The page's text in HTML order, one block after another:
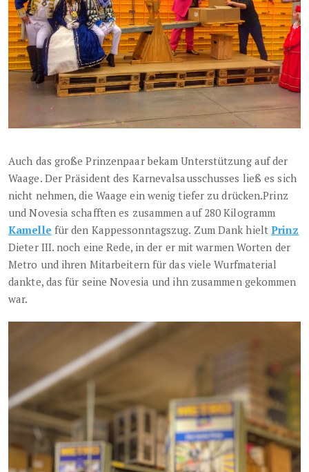
Auch das große Prinzenpaar bekam Unterstützung auf der
Waage. Der Präsident des Karnevalsausschusses ließ es sich
nicht nehmen, die Waage ein wenig tiefer zu drücken.Prinz
und Novesia schafften es zusammen auf 280 Kilogramm
Kamelle für den Kappessonntagszug. Zum Dank hieltPrinz
Dieter III. noch eine Rede, in der er mit warmen Worten der
Metro und ihren Mitarbeitern für das viele Wurfmaterial
dankte, das für seine Novesia und ihn zusammen gekommen
war.